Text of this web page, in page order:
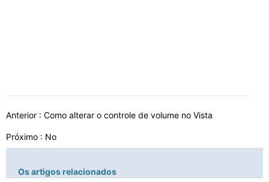
Anterior : Como alterar o controle de volume no Vista
Próximo : No
Os artigos relacionados